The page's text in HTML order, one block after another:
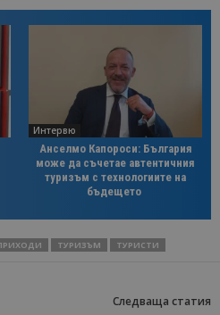
Интервю
Анселмо Капороси: България
може да съчетае автентичния
туризъм с технологиите на
бъдещето
ТУРИЗЪМ ТУРИСТИ
Следваща статия